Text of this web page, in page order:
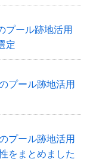
プール跡地活用
定
プール跡地活用
プール跡地活用
をまとめました